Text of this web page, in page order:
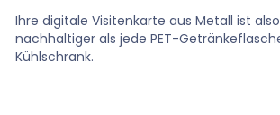
Ihre digitale Visitenkarte aus Metall ist
nachhaltiger als jede PET-
Kühlschrank.